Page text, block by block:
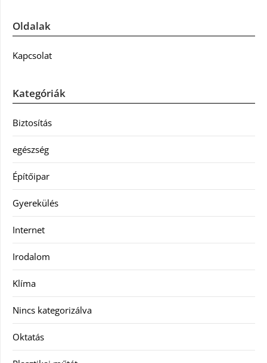
Oldalak
Kapcsolat
Kategóriák
Biztosítás
egészség
Építőipar
Gyerekülés
Internet
Irodalom
Klíma
Nincs kategorizálva
Oktatás